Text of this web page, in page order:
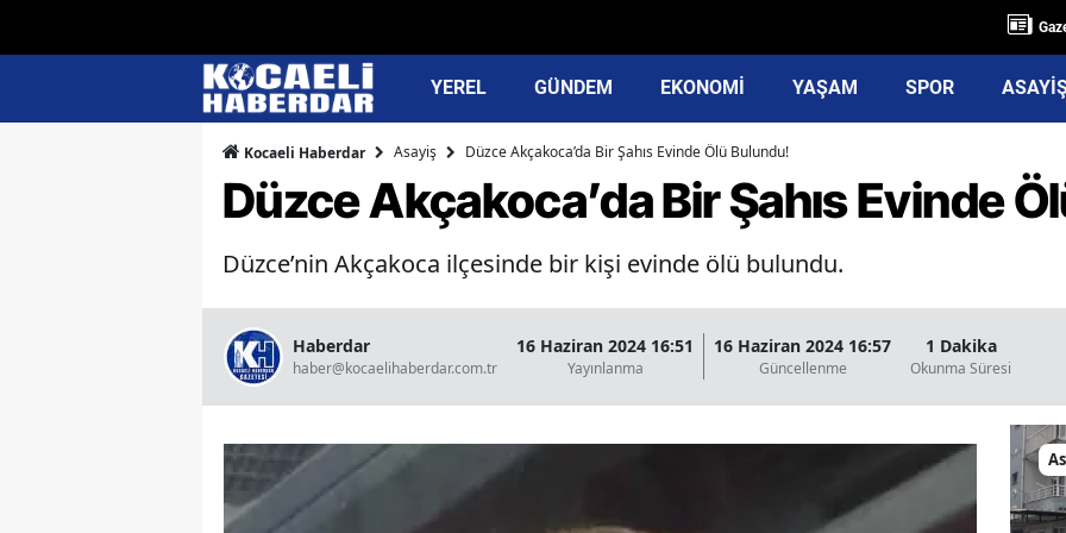
YEREL GÜNDEM EKONOMİ YAŞAM SPOR
Kocaeli Haberdar Asayiş Düzce Akçakoca’da Bir Şahıs Evinde Ölü Bulundu!
Düzce Akçakoca’da Bir Şahıs Evinde
Düzce’nin Akçakoca ilçesinde bir kişi evinde ölü bulundu.
Haberdar
haber@kocaelihaberdar.com.tr
16 Haziran 2024 16:51
Yayınlanma
16 Haziran 2024 16:57
Güncellenme
1 Dakika
Okunma Süresi